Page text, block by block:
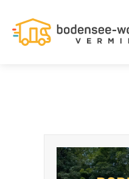
Inhalt
springen